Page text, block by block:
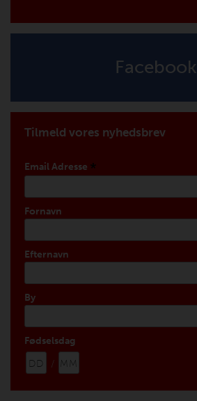
Facebook
Tilmeld vores nyhedsbrev
Email Adresse *
Fornavn
Efternavn
By
Fødselsdag
/